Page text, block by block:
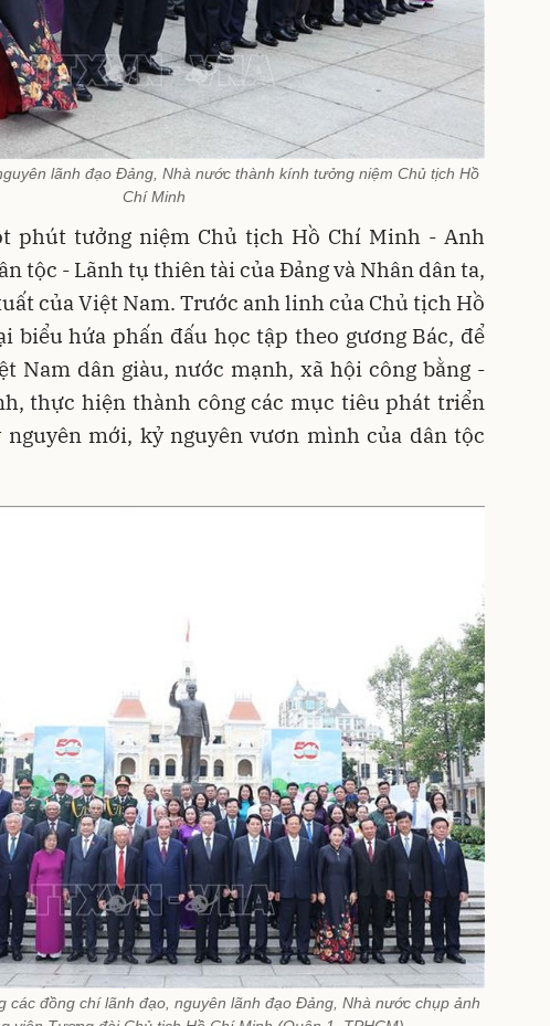
lãnh đạo Đảng, Nhà nước thành kính tưởng niệm Chủ tịch Hồ
Chí Minh
phút tưởng niệm Chủ tịch Hồ Chí Minh - Anh
tộc - Lãnh tụ thiên tài của Đảng và Nhân dân ta,
của Việt Nam. Trước anh linh của Chủ tịch Hồ
biểu hứa phấn đấu học tập theo gương Bác, để
Nam dân giàu, nước mạnh, xã hội công bằng -
thực hiện thành công các mục tiêu phát triển
mới, kỷ nguyên vươn mình của dân tộc
các đồng chí lãnh đạo, nguyên lãnh đạo Đảng, Nhà nước chụp ảnh